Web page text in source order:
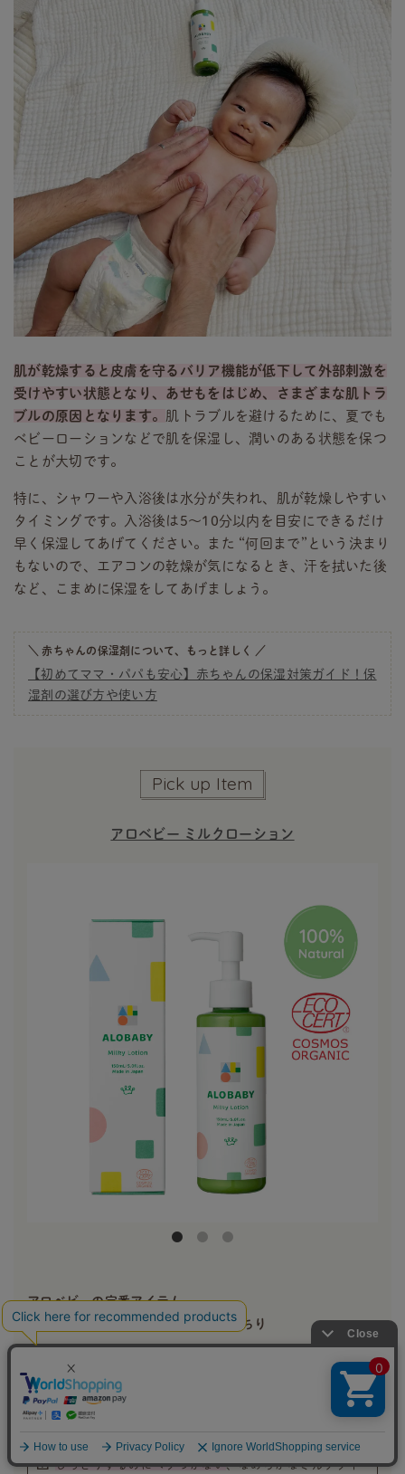
肌が乾燥すると皮膚を守るバリア機能が低下して外部刺激を
受けやすい状態となり、あせもをはじめ、さまざまな肌トラ
ブルの原因となります。 肌トラブルを避けるために、夏でも
ベビーローションなどで肌を保湿し、潤いのある状態を保つ
ことが大切です。
特に、シャワーや入浴後は水分が失われ、肌が乾燥しやすい
タイミングです。入浴後は5～10分以内を目安にできるだけ
早く保湿してあげてください。また “何回まで”という決まり
もないので、エアコンの乾燥が気になるとき、汗を拭いた後
など、こまめに保湿をしてあげましょう。
＼ 赤ちゃんの保湿剤について、もっと詳しく ／
【初めてママ・パパも安心】赤ちゃんの保湿対策ガイド！保
湿剤の選び方や使い方
Pick up Item
アロベビー ミルクローション
アロベビーの定番アイテム
これ1本で顔・全身の保湿ケアはばっちり
100%天然由来、無添加*、コスモス認証取得の国産オー
ガニックで赤ちゃんの肌にやさしい。
合 。
しっとりするのにベタつかない、なめらかなミルクタイ